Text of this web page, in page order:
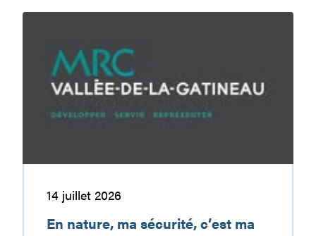
En
sécurité,
responsabilité
14 juillet 2026
En nature, ma sécurité, c’est ma